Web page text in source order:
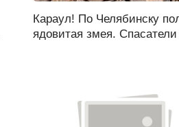
Караул! По Челябинску
ядовитая змея.